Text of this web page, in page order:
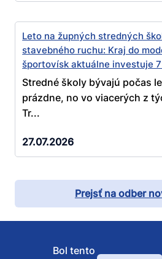
Leto na župných stredných
stavebného ruchu: Kraj do
športovísk aktuálne investuje
Stredné školy bývajú počas
prázdne, no vo viacerých z
Tr...
27.07.2026
Prejsť na odber
Bol tento